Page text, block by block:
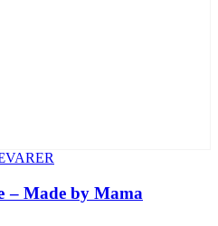
– Made by Mama